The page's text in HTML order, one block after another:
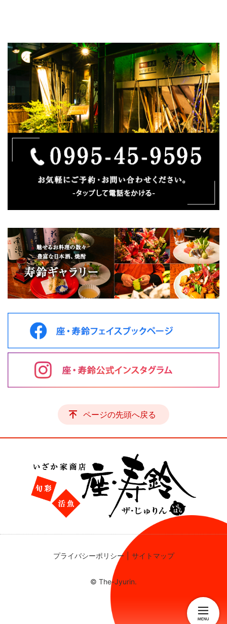
ページの先頭へ戻る
プライバシーポリシー サイトマップ
© The-Jyurin.